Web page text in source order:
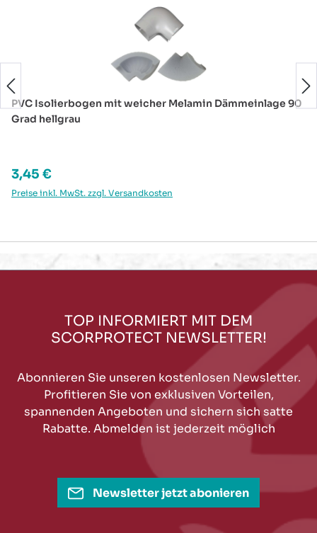
PVC Isolierbogen mit weicher Melamin Dämmeinlage 90
Grad hellgrau
Regulärer Preis:
3,45 €
Preise inkl. MwSt. zzgl. Versandkosten
TOP INFORMIERT MIT DEM
SCORPROTECT NEWSLETTER!
Abonnieren Sie unseren kostenlosen Newsletter.
Profitieren Sie von exklusiven Vorteilen,
spannenden Angeboten und sichern sich satte
Rabatte. Abmelden ist jederzeit möglich
Newsletter jetzt abonieren